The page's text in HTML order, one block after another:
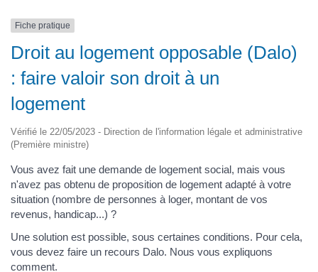
Fiche pratique
Droit au logement opposable (Dalo)
: faire valoir son droit à un
logement
Vérifié le 22/05/2023 - Direction de l'information légale et administrative
(Première ministre)
Vous avez fait une demande de logement social, mais vous
n'avez pas obtenu de proposition de logement adapté à votre
situation (nombre de personnes à loger, montant de vos
revenus, handicap...) ?
Une solution est possible, sous certaines conditions. Pour cela,
vous devez faire un recours Dalo. Nous vous expliquons
comment.